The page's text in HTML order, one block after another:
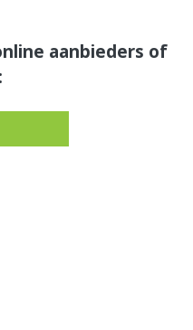
aanbieders of